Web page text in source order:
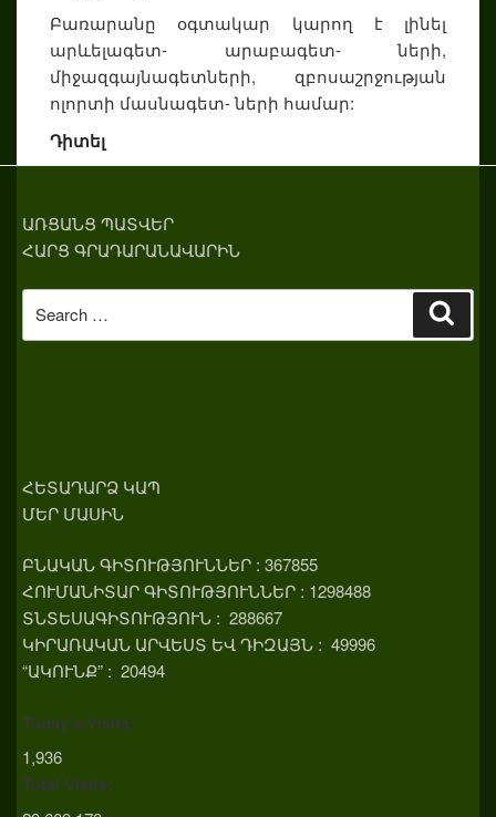
Բառարանը օգտակար կարող է լինել
արևելագետ- արաբագետ- ների,
միջազգայնագետների, զբոսաշրջության
ոլորտի մասնագետ- ների համար:
Դիտել
ԱՌՑԱՆՑ ՊԱՏՎԵՐ
ՀԱՐՑ ԳՐԱԴԱՐԱՆԱՎԱՐԻՆ
for:
ՀԵՏԱԴԱՐՁ ԿԱՊ
ՄԵՐ ՄԱՍԻՆ
ԲՆԱԿԱՆ ԳԻՏՈՒԹՅՈՒՆՆԵՐ : 367855
ՀՈՒՄԱՆԻՏԱՐ ԳԻՏՈՒԹՅՈՒՆՆԵՐ : 1298488
ՏՆՏԵՍԱԳԻՏՈՒԹՅՈՒՆ : 288667
ԿԻՐԱՌԱԿԱՆ ԱՐՎԵՍՏ ԵՎ ԴԻԶԱՅՆ : 49996
“ԱԿՈՒՆՔ” : 20494
Today's Visits:
1,936
Total Visits: